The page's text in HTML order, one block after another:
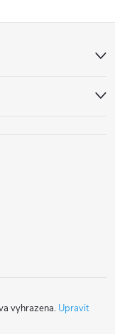
vyhrazena. Upravit